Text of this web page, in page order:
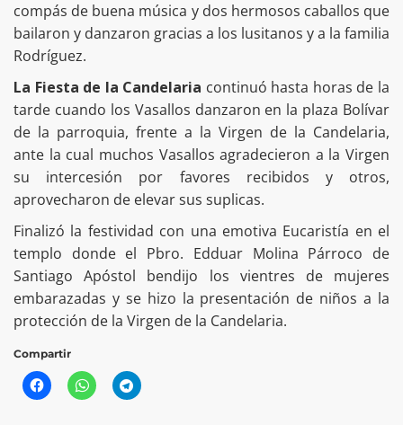
compás de buena música y dos hermosos caballos que
bailaron y danzaron gracias a los lusitanos y a la familia
Rodríguez.
La Fiesta de la Candelaria continuó hasta horas de la
tarde cuando los Vasallos danzaron en la plaza Bolívar
de la parroquia, frente a la Virgen de la Candelaria,
ante la cual muchos Vasallos agradecieron a la Virgen
su intercesión por favores recibidos y otros,
aprovecharon de elevar sus suplicas.
Finalizó la festividad con una emotiva Eucaristía en el
templo donde el Pbro. Edduar Molina Párroco de
Santiago Apóstol bendijo los vientres de mujeres
embarazadas y se hizo la presentación de niños a la
protección de la Virgen de la Candelaria.
Compartir